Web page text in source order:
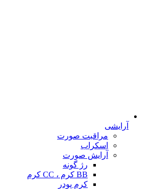
آرایشی
مراقبت صورت
اسکراب
آرایش صورت
رژ گونه
BB کرم ، CC کرم
کرم پودر